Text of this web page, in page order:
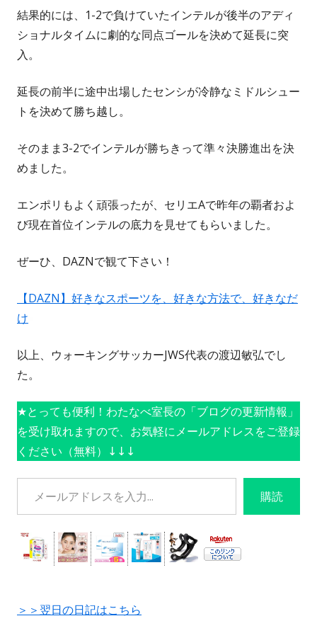
結果的には、1-2で負けていたインテルが後半のアディ
ショナルタイムに劇的な同点ゴールを決めて延長に突
入。
延長の前半に途中出場したセンシが冷静なミドルシュー
トを決めて勝ち越し。
そのまま3-2でインテルが勝ちきって準々決勝進出を決
めました。
エンポリもよく頑張ったが、セリエAで昨年の覇者およ
び現在首位インテルの底力を見せてもらいました。
ぜーひ、DAZNで観て下さい！
【DAZN】好きなスポーツを、好きな方法で、好きなだ
け
以上、ウォーキングサッカーJWS代表の渡辺敏弘でし
た。
★とっても便利！わたなべ室長の「ブログの更新情報」
を受け取れますので、お気軽にメールアドレスをご登録
ください（無料）↓↓↓
メールアドレスを入力...
購読
＞＞翌日の日記はこちら